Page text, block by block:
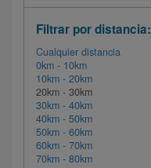
Filtrar por distancia:
Cualquier distancia
0km - 10km
10km - 20km
20km - 30km
30km - 40km
40km - 50km
50km - 60km
60km - 70km
70km - 80km